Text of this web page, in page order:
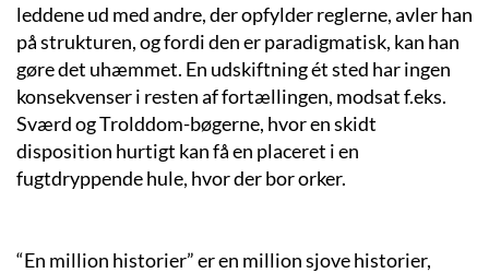
leddene ud med andre, der opfylder reglerne, avler han
på strukturen, og fordi den er paradigmatisk, kan han
gøre det uhæmmet. En udskiftning ét sted har ingen
konsekvenser i resten af fortællingen, modsat f.eks.
Sværd og Trolddom-bøgerne, hvor en skidt
disposition hurtigt kan få en placeret i en
fugtdryppende hule, hvor der bor orker.
“En million historier” er en million sjove historier,